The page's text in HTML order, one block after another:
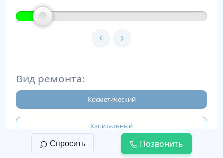
Вид ремонта:
Косметический
Капитальный
Евроремонт
Спросить Позвонить